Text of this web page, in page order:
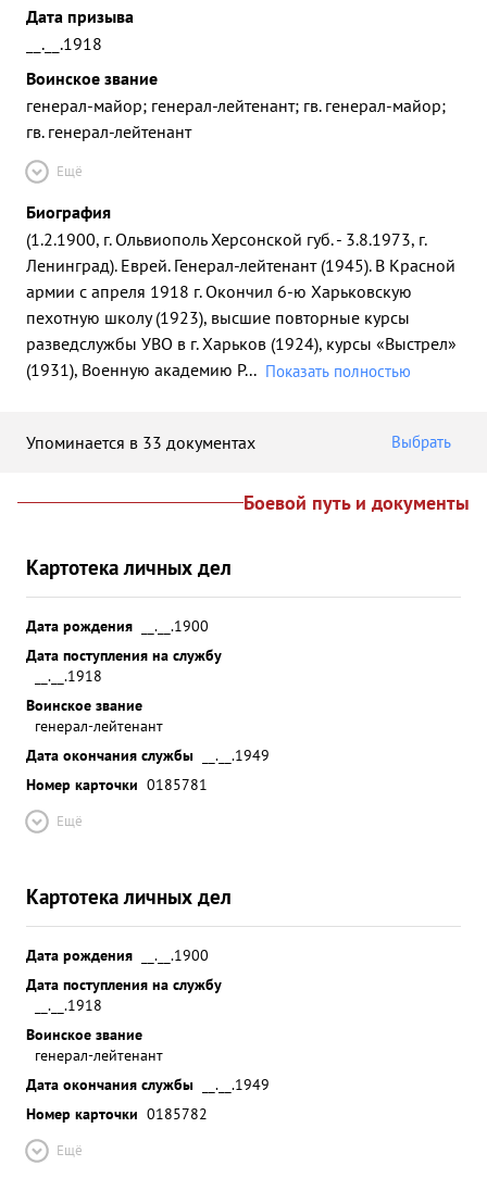
Дата призыва
__.__.1918
Воинское звание
генерал-майор; генерал-лейтенант; гв. генерал-майор;
гв. генерал-лейтенант
Ещё
Биография
(1.2.1900, г. Ольвиополь Херсонской губ. - 3.8.1973, г.
Ленинград). Еврей. Генерал-лейтенант (1945). В Красной
армии с апреля 1918 г. Окончил 6-ю Харьковскую
пехотную школу (1923), высшие повторные курсы
разведслужбы УВО в г. Харьков (1924), курсы «Выстрел»
(1931), Военную академию Р... Показать полностью
Упоминается в 33 документах Выбрать
Боевой путь и документы
Картотека личных дел
Дата рождения
__.__.1900
Дата поступления на службу
__.__.1918
Воинское звание
генерал-лейтенант
Дата окончания службы
__.__.1949
Номер карточки 0185781
Ещё
Картотека личных дел
Дата рождения
__.__.1900
Дата поступления на службу
__.__.1918
Воинское звание
генерал-лейтенант
Дата окончания службы
__.__.1949
Номер карточки 0185782
Ещё